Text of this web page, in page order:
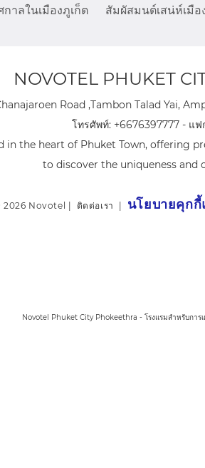
กาลในเมืองภูเก็ต สัมผัสมนต์เสน่ห์เมือ
NOVOTEL PHUKET
Road ,Tambon Talad Yai,
โทรศัพท์: +6676397777 - แฟ
in the heart of Phuket Town, offering
to discover the uniqueness and
2026 Novotel | ติดต่อเรา นโยบายคุก
Novotel Phuket City Phokeethra - โรงแรมสำหรับการ